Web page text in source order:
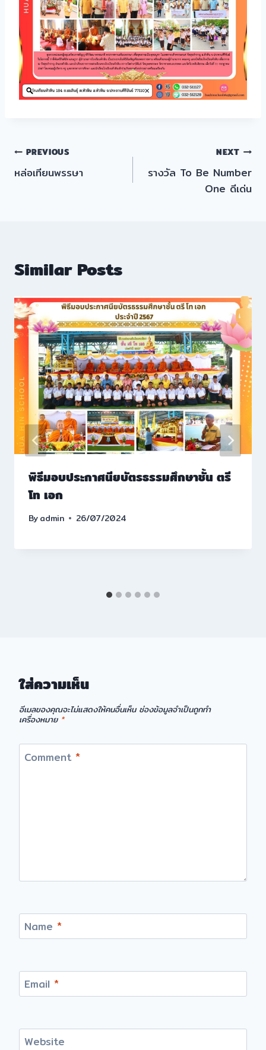
แนะแนว
เรื่อง
PREVIOUS
หล่อเทียนพรรษา
NEXT
รางวัล To Be Number
One ดีเด่น
Similar Posts
พิธีมอบประกาศนียบัตรธรรมศึกษาชั้น ตรี
โท เอก
Byadmin 26/07/2024
ใส่ความเห็น
อีเมลของคุณจะไม่แสดงให้คนอื่นเห็น ช่องข้อมูลจำเป็นถูกทำ
เครื่องหมาย *
Comment *
Name *
Email *
Website